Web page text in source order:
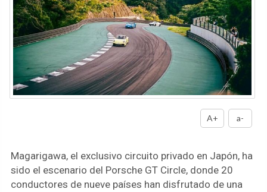
A+ a-
Magarigawa, el exclusivo circuito privado en Japón, ha
sido el escenario del Porsche GT Circle, donde 20
conductores de nueve países han disfrutado de una